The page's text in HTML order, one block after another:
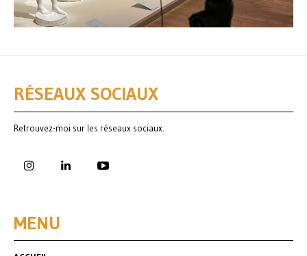
RÉSEAUX SOCIAUX
Retrouvez-moi sur les réseaux sociaux.
MENU